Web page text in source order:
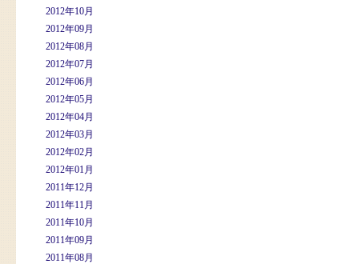
2012年10月
2012年09月
2012年08月
2012年07月
2012年06月
2012年05月
2012年04月
2012年03月
2012年02月
2012年01月
2011年12月
2011年11月
2011年10月
2011年09月
2011年08月